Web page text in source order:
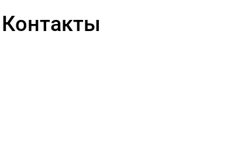
Контакты